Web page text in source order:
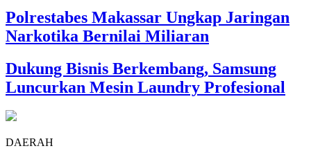
Polrestabes Makassar Ungkap Jaringan
Narkotika Bernilai Miliaran
Dukung Bisnis Berkembang, Samsung
Luncurkan Mesin Laundry Profesional
DAERAH